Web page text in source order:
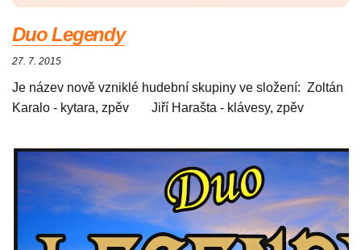
Duo Legendy
27. 7. 2015
Je název nově vzniklé hudební skupiny ve složení: Zoltán
Karalo - kytara, zpěv Jiří Harašta - klávesy, zpěv